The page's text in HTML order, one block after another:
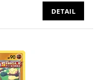
DETAIL